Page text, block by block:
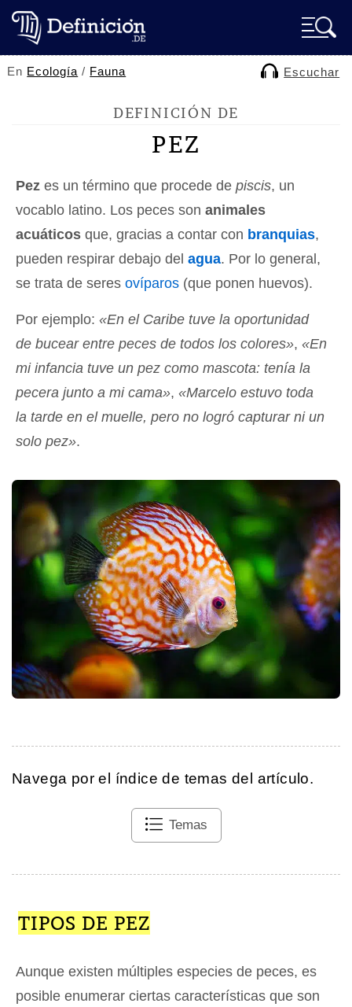
En Ecología / Fauna Escuchar
DEFINICIÓN DE
PEZ
Pez es un término que procede de piscis, un
vocablo latino. Los peces son animales
acuáticos que, gracias a contar con branquias,
pueden respirar debajo del agua. Por lo general,
se trata de seres ovíparos (que ponen huevos).
Por ejemplo: «En el Caribe tuve la oportunidad
de bucear entre peces de todos los colores», «En
mi infancia tuve un pez como mascota: tenía la
pecera junto a mi cama», «Marcelo estuvo toda
la tarde en el muelle, pero no logró capturar ni un
solo pez».
Navega por el índice de temas del artículo.
Temas
TIPOS DE PEZ
Aunque existen múltiples especies de peces, es
posible enumerar ciertas características que son